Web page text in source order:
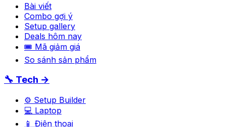
Bài viết
Combo gợi ý
Setup gallery
Deals hôm nay
🎟 Mã giảm giá
So sánh sản phẩm
🔧 Tech →
⚙️ Setup Builder
💻 Laptop
📱 Điện thoại